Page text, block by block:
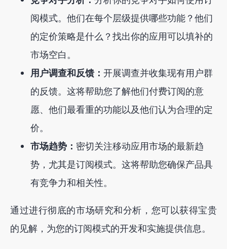
阅模式。他们在每个层级提供哪些功能？他们
的定价策略是什么？找出你的应用可以填补的
市场空白。
用户调查和反馈： 开展调查并收集现有用户群
的反馈。这将帮助您了解他们付费订阅的意
愿、他们最看重的功能以及他们认为合理的定
价。
市场趋势： 密切关注移动应用市场的最新趋
势，尤其是订阅模式。这将帮助您确保产品具
有竞争力和相关性。
通过进行彻底的市场研究和分析，您可以获得宝贵
的见解，为您的订阅模式的开发和实施提供信息。